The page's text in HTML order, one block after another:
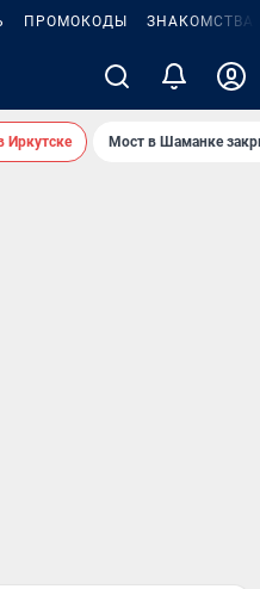
ПРОМОКОДЫ ЗНАКОМСТВА
Иркутске Мост в Шаманке